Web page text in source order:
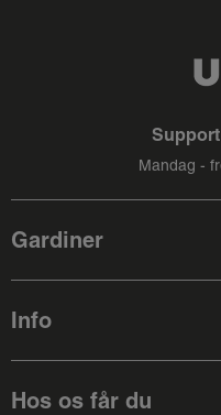
Mandag -
Gardiner
Info
Hos os får du